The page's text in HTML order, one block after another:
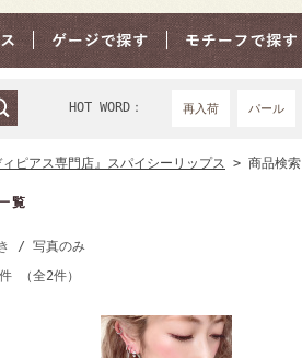
HOT WORD： 再入荷 パール
ィピアス専門店』スパイシーリップス > 商品検索
覧
/ 写真のみ
（全2件）